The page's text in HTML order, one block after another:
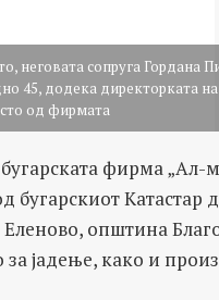
неговата сопруга Гордана
45, додека директорката
од фирмата
фирма „Ал-
Катастар
општина
јадење, како и